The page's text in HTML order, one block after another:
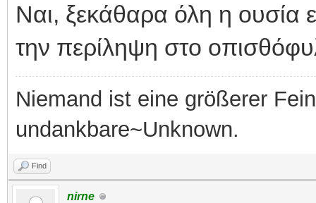
Ναι, ξεκάθαρα όλη η ουσία
την περίληψη στο
Niemand ist eine größerer
undankbare~Unknown.
Find
nirne